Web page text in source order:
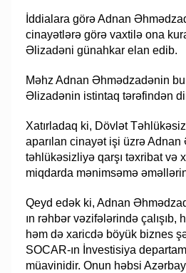
İddialara görə Adnan
cinayətlərə görə vaxtilə ona
Əlizadəni günahkar elan edib.
Məhz Adnan Əhmədzadənin
Əlizadənin istintaq tərəfindən
Xatırladaq ki, Dövlət
aparılan cinayət işi üzrə
təhlükəsizliyə qarşı təxribat və
miqdarda mənimsəmə
Qeyd edək ki, Adnan
ın rəhbər vəzifələrində çalışıb,
həm də xaricdə böyük biznes
SOCAR-ın İnvestisiya
müavinidir. Onun həbsi